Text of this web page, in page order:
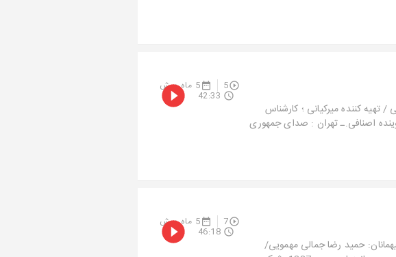
5 5 ماه پیش
/ تهیه کننده میرکیانی ؛ کارشناس
اصنافی.ـ تهران : صدای جمهوری
42:33
7 5 ماه پیش
حمید رضا جمالی مهمویی/
46:18